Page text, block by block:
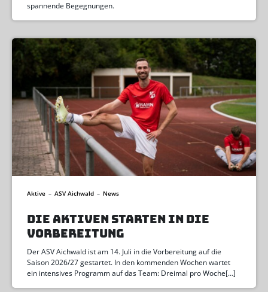
spannende Begegnungen.
Aktive – ASV Aichwald – News
DIE AKTIVEN STARTEN IN DIE
VORBEREITUNG
Der ASV Aichwald ist am 14. Juli in die Vorbereitung auf die
Saison 2026/27 gestartet. In den kommenden Wochen wartet
ein intensives Programm auf das Team: Dreimal pro Woche[…]